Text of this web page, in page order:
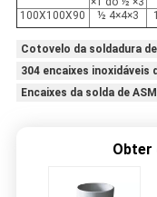
100X100X90 ½ 4×4×3
Cotovelo da soldadura
304 encaixes inoxidáveis
Encaixes da solda de
Obter